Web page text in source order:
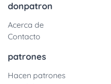
donpatron
Acerca de
Contacto
patrones
Hacen patrones